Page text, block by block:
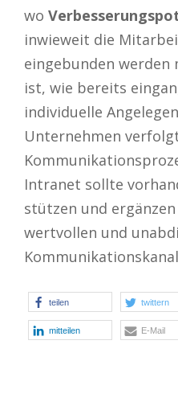
wo
inwieweit die
eingebunden werden
ist, wie bereits
individuelle
Unternehmen
Intranet sollte
stützen und
wertvollen und
teilen twittern
mitteilen E-Mail